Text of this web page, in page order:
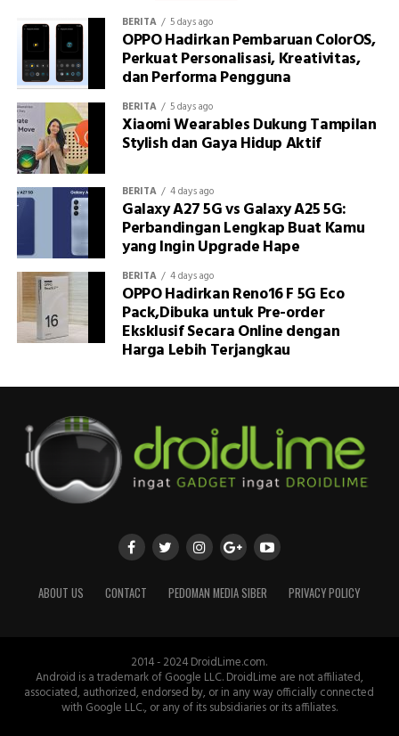
BERITA 5 days ago
OPPO Hadirkan Pembaruan ColorOS,
Perkuat Personalisasi, Kreativitas,
dan Performa Pengguna
BERITA 5 days ago
Xiaomi Wearables Dukung Tampilan
Stylish dan Gaya Hidup Aktif
BERITA 4 days ago
Galaxy A27 5G vs Galaxy A25 5G:
Perbandingan Lengkap Buat Kamu
yang Ingin Upgrade Hape
BERITA 4 days ago
OPPO Hadirkan Reno16 F 5G Eco
Pack,Dibuka untuk Pre-order
Eksklusif Secara Online dengan
Harga Lebih Terjangkau
ABOUT US CONTACT PEDOMAN MEDIA SIBER PRIVACY POLICY
2014 - 2024 DroidLime.com.
Android is a trademark of Google LLC. DroidLime are not affiliated,
associated, authorized, endorsed by, or in any way officially connected
with Google LLC., or any of its subsidiaries or its affiliates.